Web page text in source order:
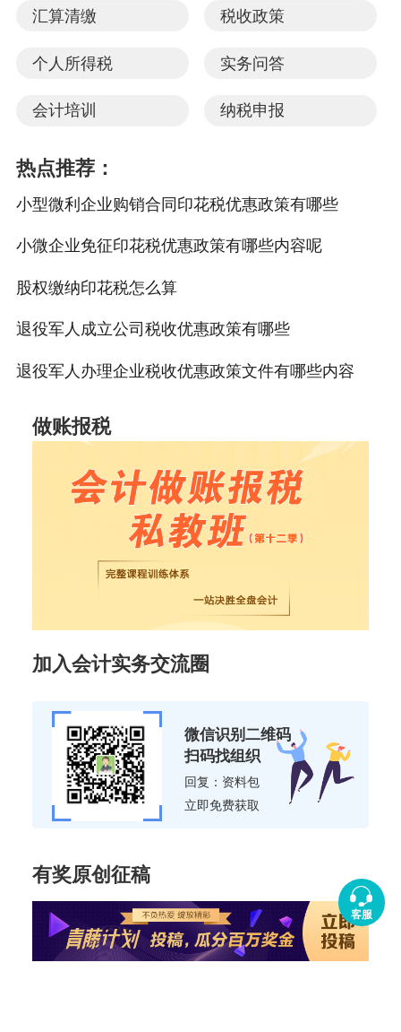
汇算清缴 税收政策
个人所得税 实务问答
会计培训 纳税申报
热点推荐：
小型微利企业购销合同印花税优惠政策有哪些
小微企业免征印花税优惠政策有哪些内容呢
股权缴纳印花税怎么算
退役军人成立公司税收优惠政策有哪些
退役军人办理企业税收优惠政策文件有哪些内容
做账报税
加入会计实务交流圈
微信识别二维码
扫码找组织
回复：资料包
立即免费获取
有奖原创征稿
客服